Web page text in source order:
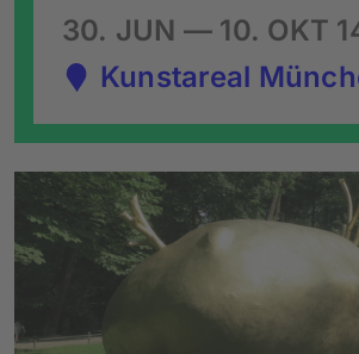
30. JUN — 10. OKT
Kunstareal